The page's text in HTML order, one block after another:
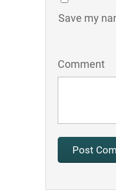
Save my
Comment